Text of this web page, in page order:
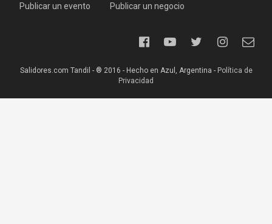
Publicar un evento Publicar un negocio
Salidores.com Tandil - ® 2016 - Hecho en Azul, Argentina - Política de
Privacidad